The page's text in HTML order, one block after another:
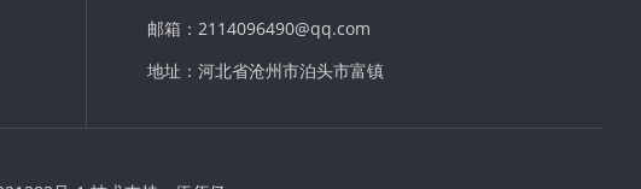
邮箱：2114096490@qq.com
地址：河北省沧州市泊头市富镇